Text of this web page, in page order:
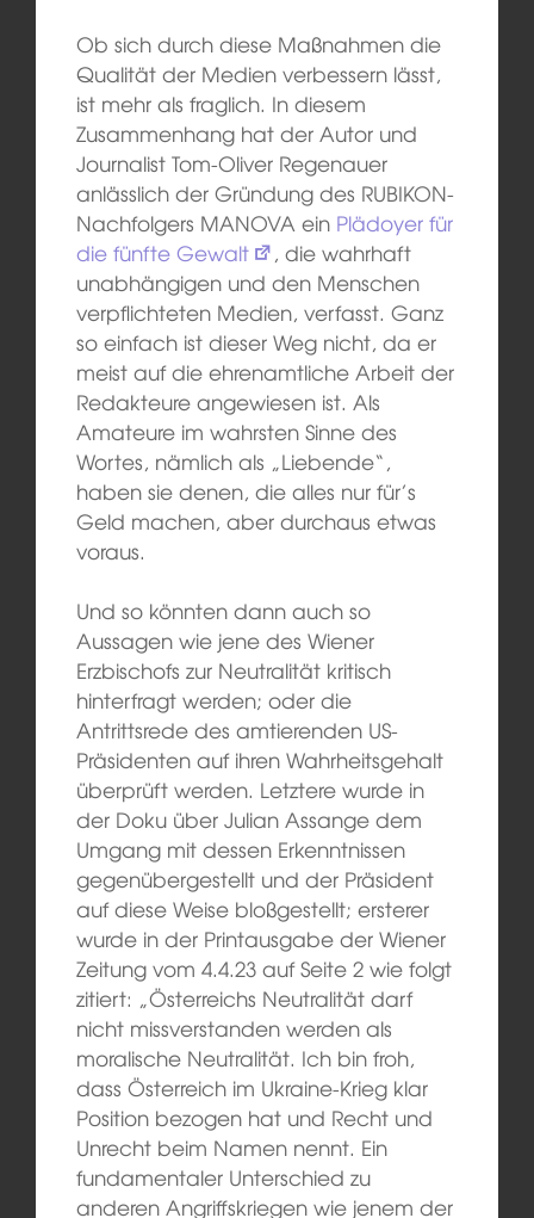
Ob sich durch diese Maßnahmen die
Qualität der Medien verbessern lässt,
ist mehr als fraglich. In diesem
Zusammenhang hat der Autor und
Journalist Tom-Oliver Regenauer
anlässlich der Gründung des RUBIKON-
Nachfolgers MANOVA ein Plädoyer für
die fünfte Gewalt
, die wahrhaft
unabhängigen und den Menschen
verpflichteten Medien, verfasst. Ganz
so einfach ist dieser Weg nicht, da er
meist auf die ehrenamtliche Arbeit der
Redakteure angewiesen ist. Als
Amateure im wahrsten Sinne des
Wortes, nämlich als „Liebende“,
haben sie denen, die alles nur für’s
Geld machen, aber durchaus etwas
voraus.
Und so könnten dann auch so
Aussagen wie jene des Wiener
Erzbischofs zur Neutralität kritisch
hinterfragt werden; oder die
Antrittsrede des amtierenden US-
Präsidenten auf ihren Wahrheitsgehalt
überprüft werden. Letztere wurde in
der Doku über Julian Assange dem
Umgang mit dessen Erkenntnissen
gegenübergestellt und der Präsident
auf diese Weise bloßgestellt; ersterer
wurde in der Printausgabe der Wiener
Zeitung vom 4.4.23 auf Seite 2 wie folgt
zitiert: „Österreichs Neutralität darf
nicht missverstanden werden als
moralische Neutralität. Ich bin froh,
dass Österreich im Ukraine-Krieg klar
Position bezogen hat und Recht und
Unrecht beim Namen nennt. Ein
fundamentaler Unterschied zu
anderen Angriffskriegen wie jenem der